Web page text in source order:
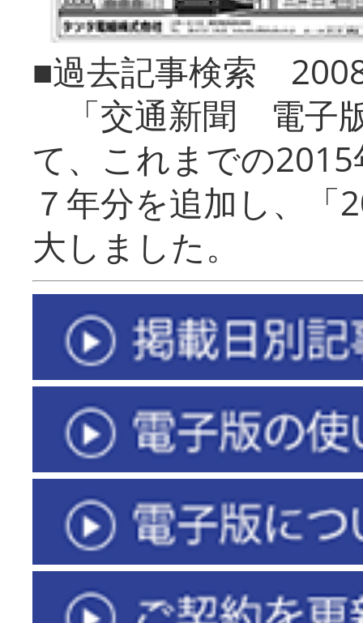
■過去記事検索
「交通新聞 電子
て、これまでの
７年分を追加し、「
大しまし